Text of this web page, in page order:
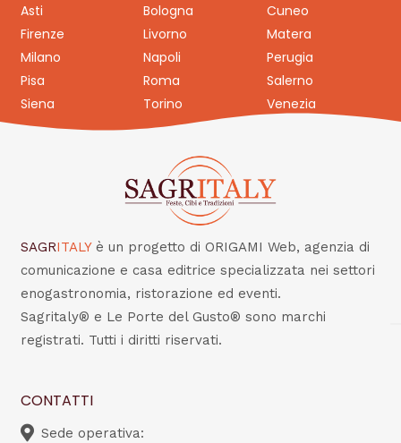
Asti Bologna
Cuneo
Firenze
Livorno
Matera
Milano
Napoli
Perugia
Pisa
Roma
Salerno
Siena
Torino Venezia
SAGRITALY è un progetto di ORIGAMI Web, agenzia di
comunicazione e casa editrice specializzata nei settori
enogastronomia, ristorazione ed eventi.
Sagritaly® e Le Porte del Gusto® sono marchi
registrati. Tutti i diritti riservati.
CONTATTI
Sede operativa: